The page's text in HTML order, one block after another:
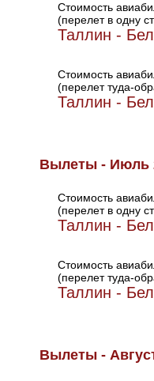
Стоимость
(перелет в одну
Таллин -
Стоимость
(перелет туда-
Таллин -
Вылеты - Июль
Стоимость
(перелет в одну
Таллин -
Стоимость
(перелет туда-
Таллин -
Вылеты -